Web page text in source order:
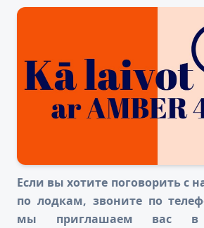
Если вы хотите поговорить с
по лодкам, звоните по
мы приглашаем вас